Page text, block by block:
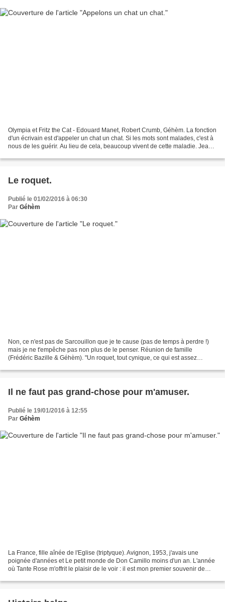
Olympia et Fritz the Cat - Edouard Manet, Robert Crumb, Géhèm. La fonction
d'un écrivain est d'appeler un chat un chat. Si les mots sont malades, c'est à
nous de les guérir. Au lieu de cela, beaucoup vivent de cette maladie. Jean-
Le roquet.
Publié le 01/02/2016 à 06:30
Par Géhèm
Non, ce n'est pas de Sarcouillon que je te cause (pas de temps à perdre !)
mais je ne t'empêche pas non plus de le penser. Réunion de famille
(Frédéric Bazille & Géhèm). "Un roquet, tout cynique, ce qui est assez
Il ne faut pas grand-chose pour m'amuser.
Publié le 19/01/2016 à 12:55
Par Géhèm
La France, fille aînée de l'Eglise (triptyque). Avignon, 1953, j'avais une
poignée d'années et Le petit monde de Don Camillo moins d'un an. L'année
où Tante Rose m'offrit le plaisir de le voir : il est mon premier souvenir de